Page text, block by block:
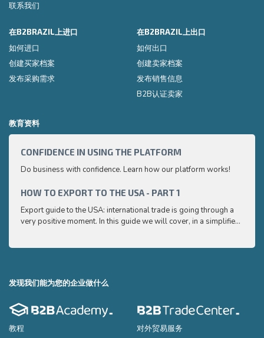
联系我们
在B2BRAZIL上进口
如何进口
创建买家档案
发布采购需求
在B2BRAZIL上出口
如何出口
创建卖家档案
发布销售信息
B2B认证卖家
教育资料
CONFIDENCE IN USING THE PLATFORM
Do business with confidence. Learn how our platform works!
HOW TO EXPORT TO THE USA - PART 1
Export guide to the USA: international trade is going through a
very positive moment. In this guide we will cover, in a simplified
to
发现我们能为您的企业做什么
教程
对外贸易服务